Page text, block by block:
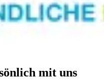
mit uns